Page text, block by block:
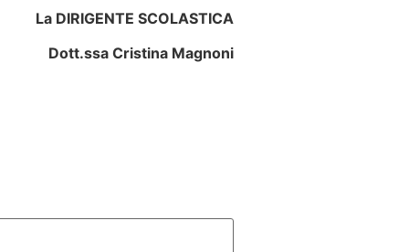
La DIRIGENTE SCOLASTICA
Dott.ssa Cristina Magnoni